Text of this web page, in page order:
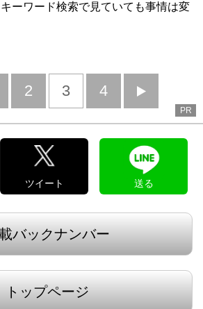
ーワード検索で見ていても事情は変
2 3 4
へ
PR
ツイート 送る
バックナンバー
トップページ